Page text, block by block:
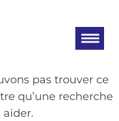
pas trouver ce
qu’une recherche
aider.